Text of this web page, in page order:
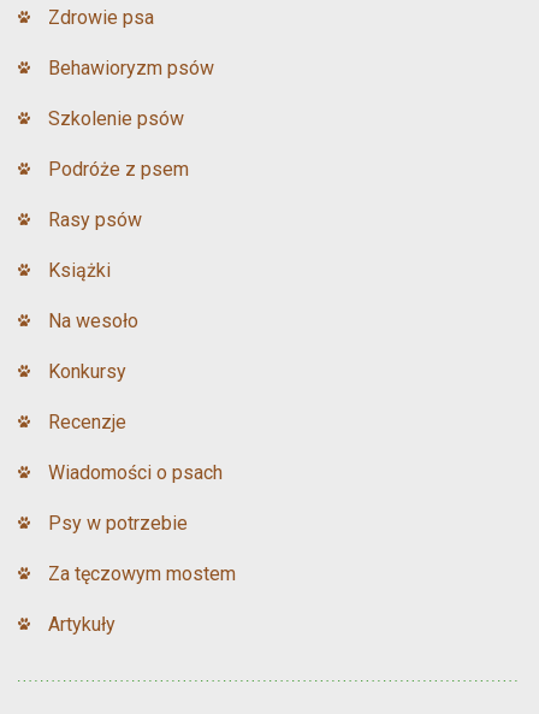
Zdrowie psa
Behawioryzm psów
Szkolenie psów
Podróże z psem
Rasy psów
Książki
Na wesoło
Konkursy
Recenzje
Wiadomości o psach
Psy w potrzebie
Za tęczowym mostem
Artykuły